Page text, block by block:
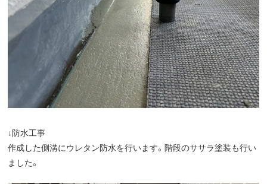
↓防水工事
作成した側溝にウレタン防水を行います。階段のササラ塗装も行い
ました。